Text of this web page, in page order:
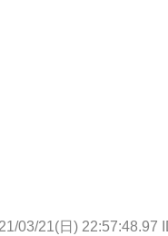
03/21(日) 22:57:48.97